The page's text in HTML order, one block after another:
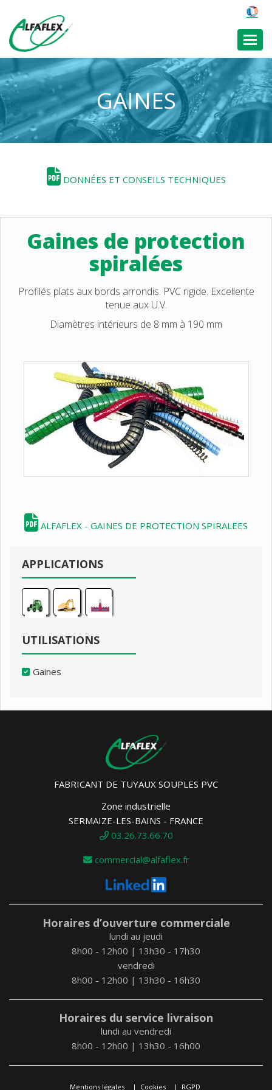
GAINES
DONNÉES ET CONSEILS TECHNIQUES
Gaines de protection
spiralées
Profilés plats aux bords arrondis. PVC rigide. Excellente
tenue aux U.V.
Diamètres intérieurs de 8 mm à 190 mm
ALFAFLEX - GAINES DE PROTECTION SPIRALEES
APPLICATIONS
UTILISATIONS
Gaines
FABRICANT DE TUYAUX SOUPLES PVC
Zone industrielle
SERMAIZE-LES-BAINS - FRANCE
03.26.73.66.70
commercial@alfaflex.fr
Horaires d’ouverture commerciale
lundi au jeudi
8h00 - 12h00 | 13h30 - 17h30
vendredi
8h00 - 12h00 | 13h30 - 16h30
Horaires du service livraison
lundi au vendredi
8h00 - 12h00 | 13h30 - 16h00
Mentions légales Cookies RGPD